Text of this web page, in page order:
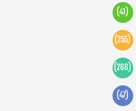
(41)
(255)
(266)
(47)